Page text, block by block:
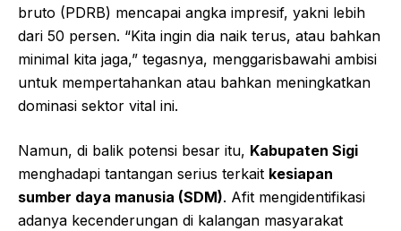
bruto (PDRB) mencapai angka impresif, yakni lebih
dari 50 persen. “Kita ingin dia naik terus, atau bahkan
minimal kita jaga,” tegasnya, menggarisbawahi ambisi
untuk mempertahankan atau bahkan meningkatkan
dominasi sektor vital ini.
Namun, di balik potensi besar itu, Kabupaten Sigi
menghadapi tantangan serius terkait kesiapan
sumber daya manusia (SDM). Afit mengidentifikasi
adanya kecenderungan di kalangan masyarakat